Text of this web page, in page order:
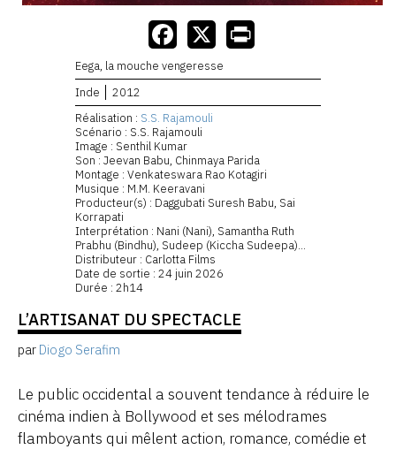
Eega, la mouche vengeresse
Inde
2012
Réalisation : S.S. Rajamouli
Scénario : S.S. Rajamouli
Image : Senthil Kumar
Son : Jeevan Babu, Chinmaya Parida
Montage : Venkateswara Rao Kotagiri
Musique : M.M. Keeravani
Producteur(s) : Daggubati Suresh Babu, Sai
Korrapati
Interprétation : Nani (Nani), Samantha Ruth
Prabhu (Bindhu), Sudeep (Kiccha Sudeepa)...
Distributeur : Carlotta Films
Date de sortie : 24 juin 2026
Durée : 2h14
L’ARTISANAT DU SPECTACLE
par Diogo Serafim
Le public occidental a souvent tendance à réduire le
cinéma indien à Bollywood et ses mélodrames
flamboyants qui mêlent action, romance, comédie et